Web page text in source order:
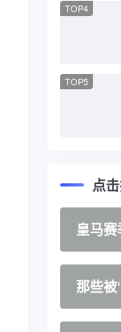
TOP4
TOP5
点
皇马
迷第
那些
过几